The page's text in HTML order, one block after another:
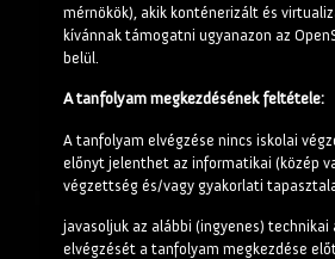
mérnökök), akik konténerizált és
kívánnak támogatni ugyanazon az
belül.
A tanfolyam megkezdésének feltétele:
A tanfolyam elvégzése nincs iskolai
előnyt jelenthet az informatikai (közép
végzettség és/vagy gyakorlati
javasoljuk az alábbi (ingyenes)
elvégzését a tanfolyam megkezdése